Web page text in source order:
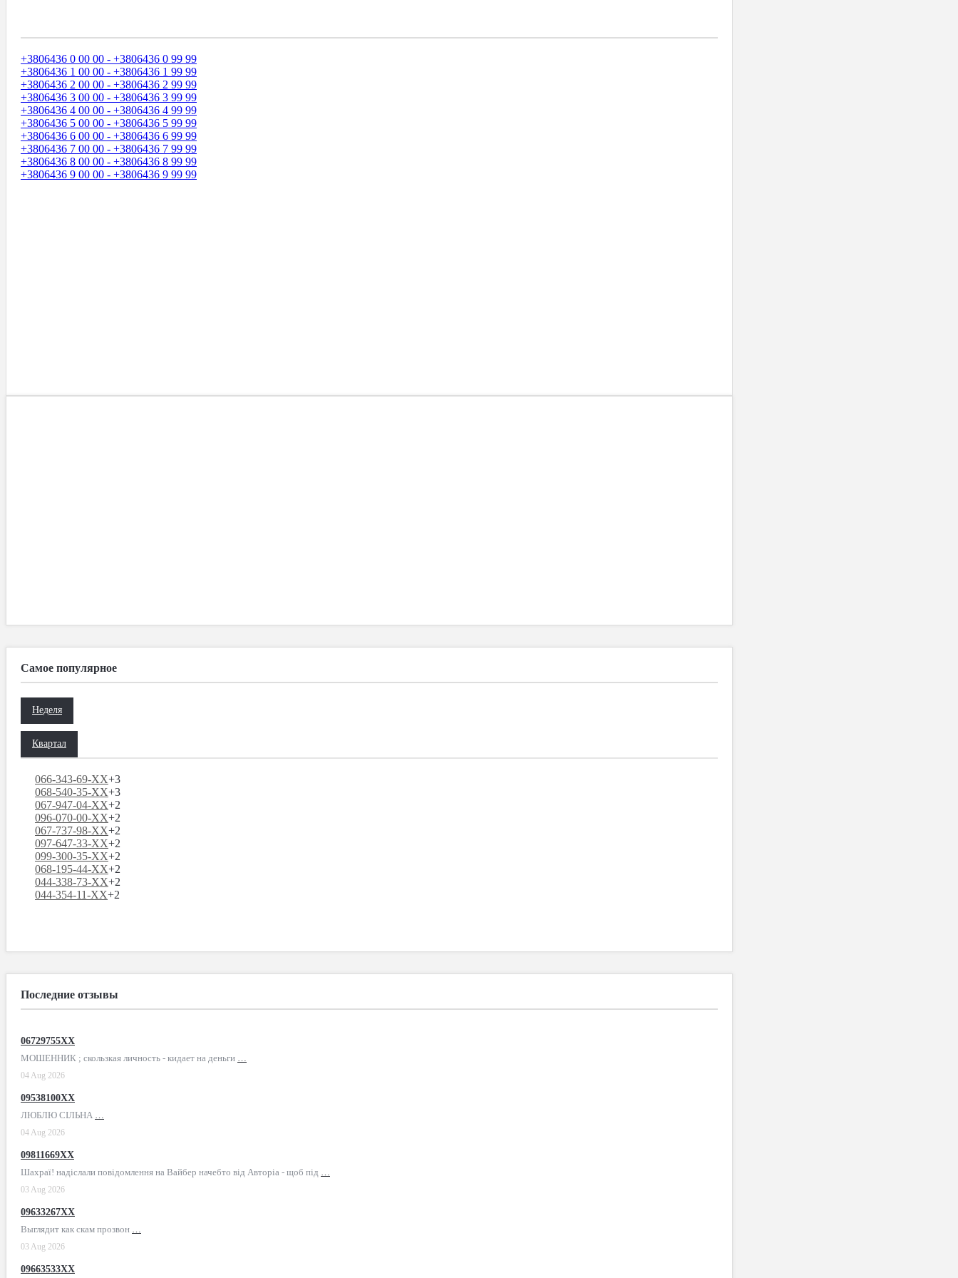
+3806436 0 00 00 - +3806436 0 99 99
+3806436 1 00 00 - +3806436 1 99 99
+3806436 2 00 00 - +3806436 2 99 99
+3806436 3 00 00 - +3806436 3 99 99
+3806436 4 00 00 - +3806436 4 99 99
+3806436 5 00 00 - +3806436 5 99 99
+3806436 6 00 00 - +3806436 6 99 99
+3806436 7 00 00 - +3806436 7 99 99
+3806436 8 00 00 - +3806436 8 99 99
+3806436 9 00 00 - +3806436 9 99 99
Самое популярное
Неделя
Квартал
066-343-69-XX+3
068-540-35-XX+3
067-947-04-XX+2
096-070-00-XX+2
067-737-98-XX+2
097-647-33-XX+2
099-300-35-XX+2
068-195-44-XX+2
044-338-73-XX+2
044-354-11-XX+2
Последние отзывы
06729755XX
МОШЕННИК ; скользкая личность - кидает на деньги …
04 Aug 2026
09538100XX
ЛЮБЛЮ СІЛЬНА …
04 Aug 2026
09811669XX
Шахраї! надіслали повідомлення на Вайбер начебто від Авторіа - щоб під …
03 Aug 2026
09633267XX
Выглядит как скам прозвон …
03 Aug 2026
09663533XX